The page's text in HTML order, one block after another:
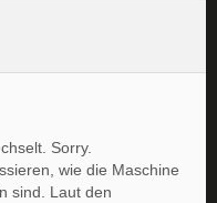
Sorry.
wie die Maschine
sind. Laut den